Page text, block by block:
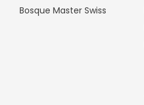
Bosque Master Swiss